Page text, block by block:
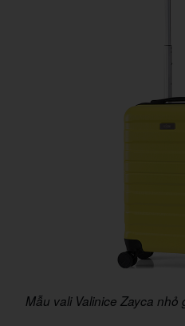
Mẫu vali Valinice Zayca